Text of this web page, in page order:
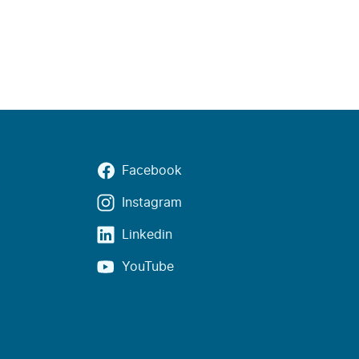
Facebook
Instagram
Linkedin
YouTube